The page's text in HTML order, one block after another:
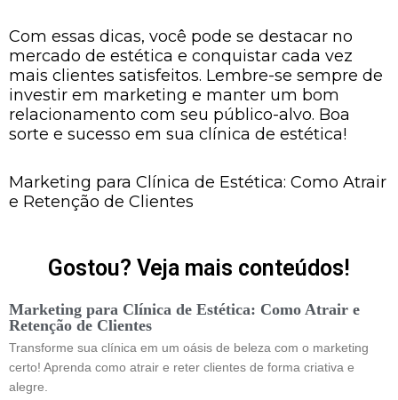
Com essas dicas, você pode se destacar no
mercado de estética e conquistar cada vez
mais clientes satisfeitos. Lembre-se sempre de
investir em marketing e manter um bom
relacionamento com seu público-alvo. Boa
sorte e sucesso em sua clínica de estética!
Marketing para Clínica de Estética: Como Atrair
e Retenção de Clientes
Gostou? Veja mais conteúdos!
Marketing para Clínica de Estética: Como Atrair e
Retenção de Clientes
Transforme sua clínica em um oásis de beleza com o marketing
certo! Aprenda como atrair e reter clientes de forma criativa e
alegre.